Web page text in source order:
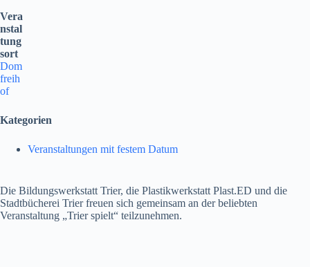
Vera
nstal
tung
sort
Dom
freih
of
Kategorien
Veranstaltungen mit festem Datum
Die Bildungswerkstatt Trier, die Plastikwerkstatt Plast.ED und die
Stadtbücherei Trier freuen sich gemeinsam an der beliebten
Veranstaltung „Trier spielt“ teilzunehmen.